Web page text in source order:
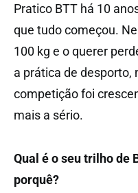
Pratico BTT há 10
que tudo começou.
100 kg e o querer
a prática de desporto,
competição foi
mais a sério.
Qual é o seu trilho de
porquê?